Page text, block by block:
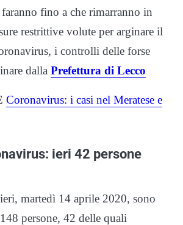
fino a che rimarranno in
restrittive volute per arginare il
i controlli delle forse
dalla Prefettura di Lecco
Coronavirus: i casi nel Meratese e
ieri 42 persone
martedì 14 aprile 2020, sono
persone, 42 delle quali